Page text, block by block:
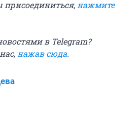
нажмите
в Telegram?
нажав сюда.